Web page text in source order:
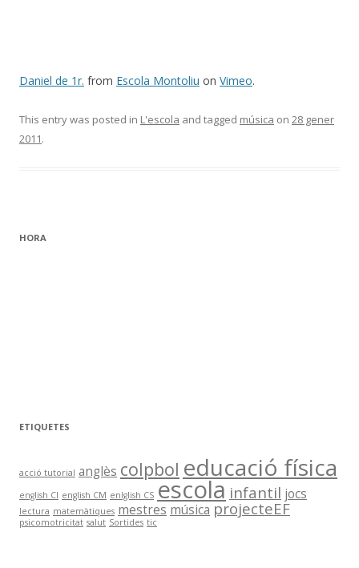
Daniel de 1r. from Escola Montoliu on Vimeo.
This entry was posted in L'escola and tagged música on 28 gener
2011.
HORA
ETIQUETES
acció tutorial anglès colpbol educació física
english CI english CM enlglish CS escola infantil jocs
lectura matemàtiques mestres música projecteEF
psicomotricitat salut Sortides tic